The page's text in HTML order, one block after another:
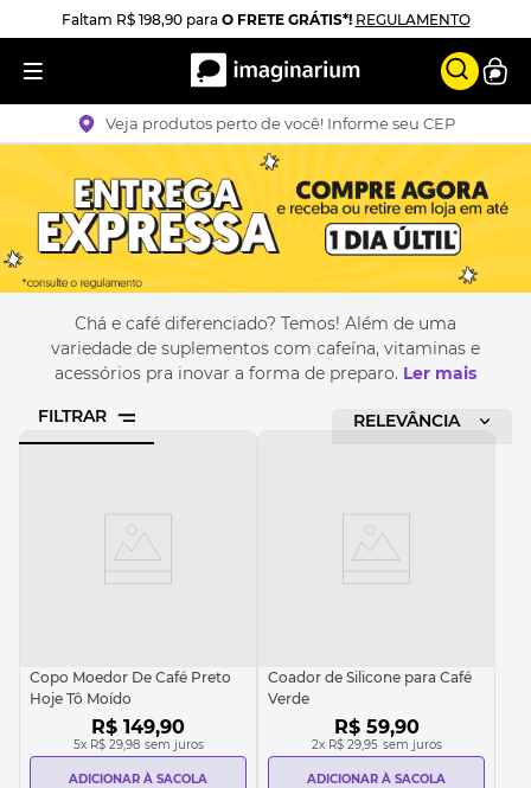
Faltam R$ 198,90paraO FRETE GRÁTIS*! REGULAMENTO
Veja produtos perto de você! Informe seu CEP
Chá e café diferenciado? Temos! Além de uma
variedade de suplementos com cafeína, vitaminas e
acessórios pra inovar a forma de preparo. Ler mais
FILTRAR RELEVÂNCIA
Copo Moedor De Café Preto
Hoje Tô Moído
R$ 149,90
5x R$ 29,98 sem juros
ADICIONAR À SACOLA
Coador de Silicone para Café
Verde
R$ 59,90
2x R$ 29,95 sem juros
ADICIONAR À SACOLA